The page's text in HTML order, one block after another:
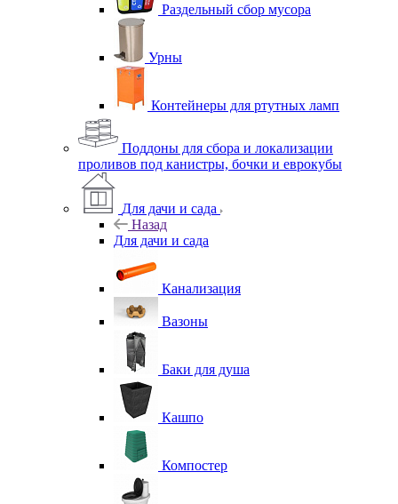
Раздельный сбор мусора
Урны
Контейнеры для ртутных ламп
Поддоны для сбора и локализации
проливов под канистры, бочки и еврокубы
Для дачи и сада
Назад
Для дачи и сада
Канализация
Вазоны
Баки для душа
Кашпо
Компостер